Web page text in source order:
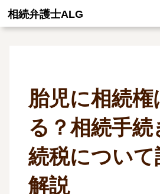
相続弁護士ALG
胎児に相続権
る？相続手続
続税について
解説